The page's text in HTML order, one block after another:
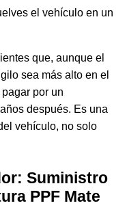
el vehículo en un
que, aunque el
sea más alto en el
por un
después. Es una
vehículo, no solo
Suministro
PPF Mate